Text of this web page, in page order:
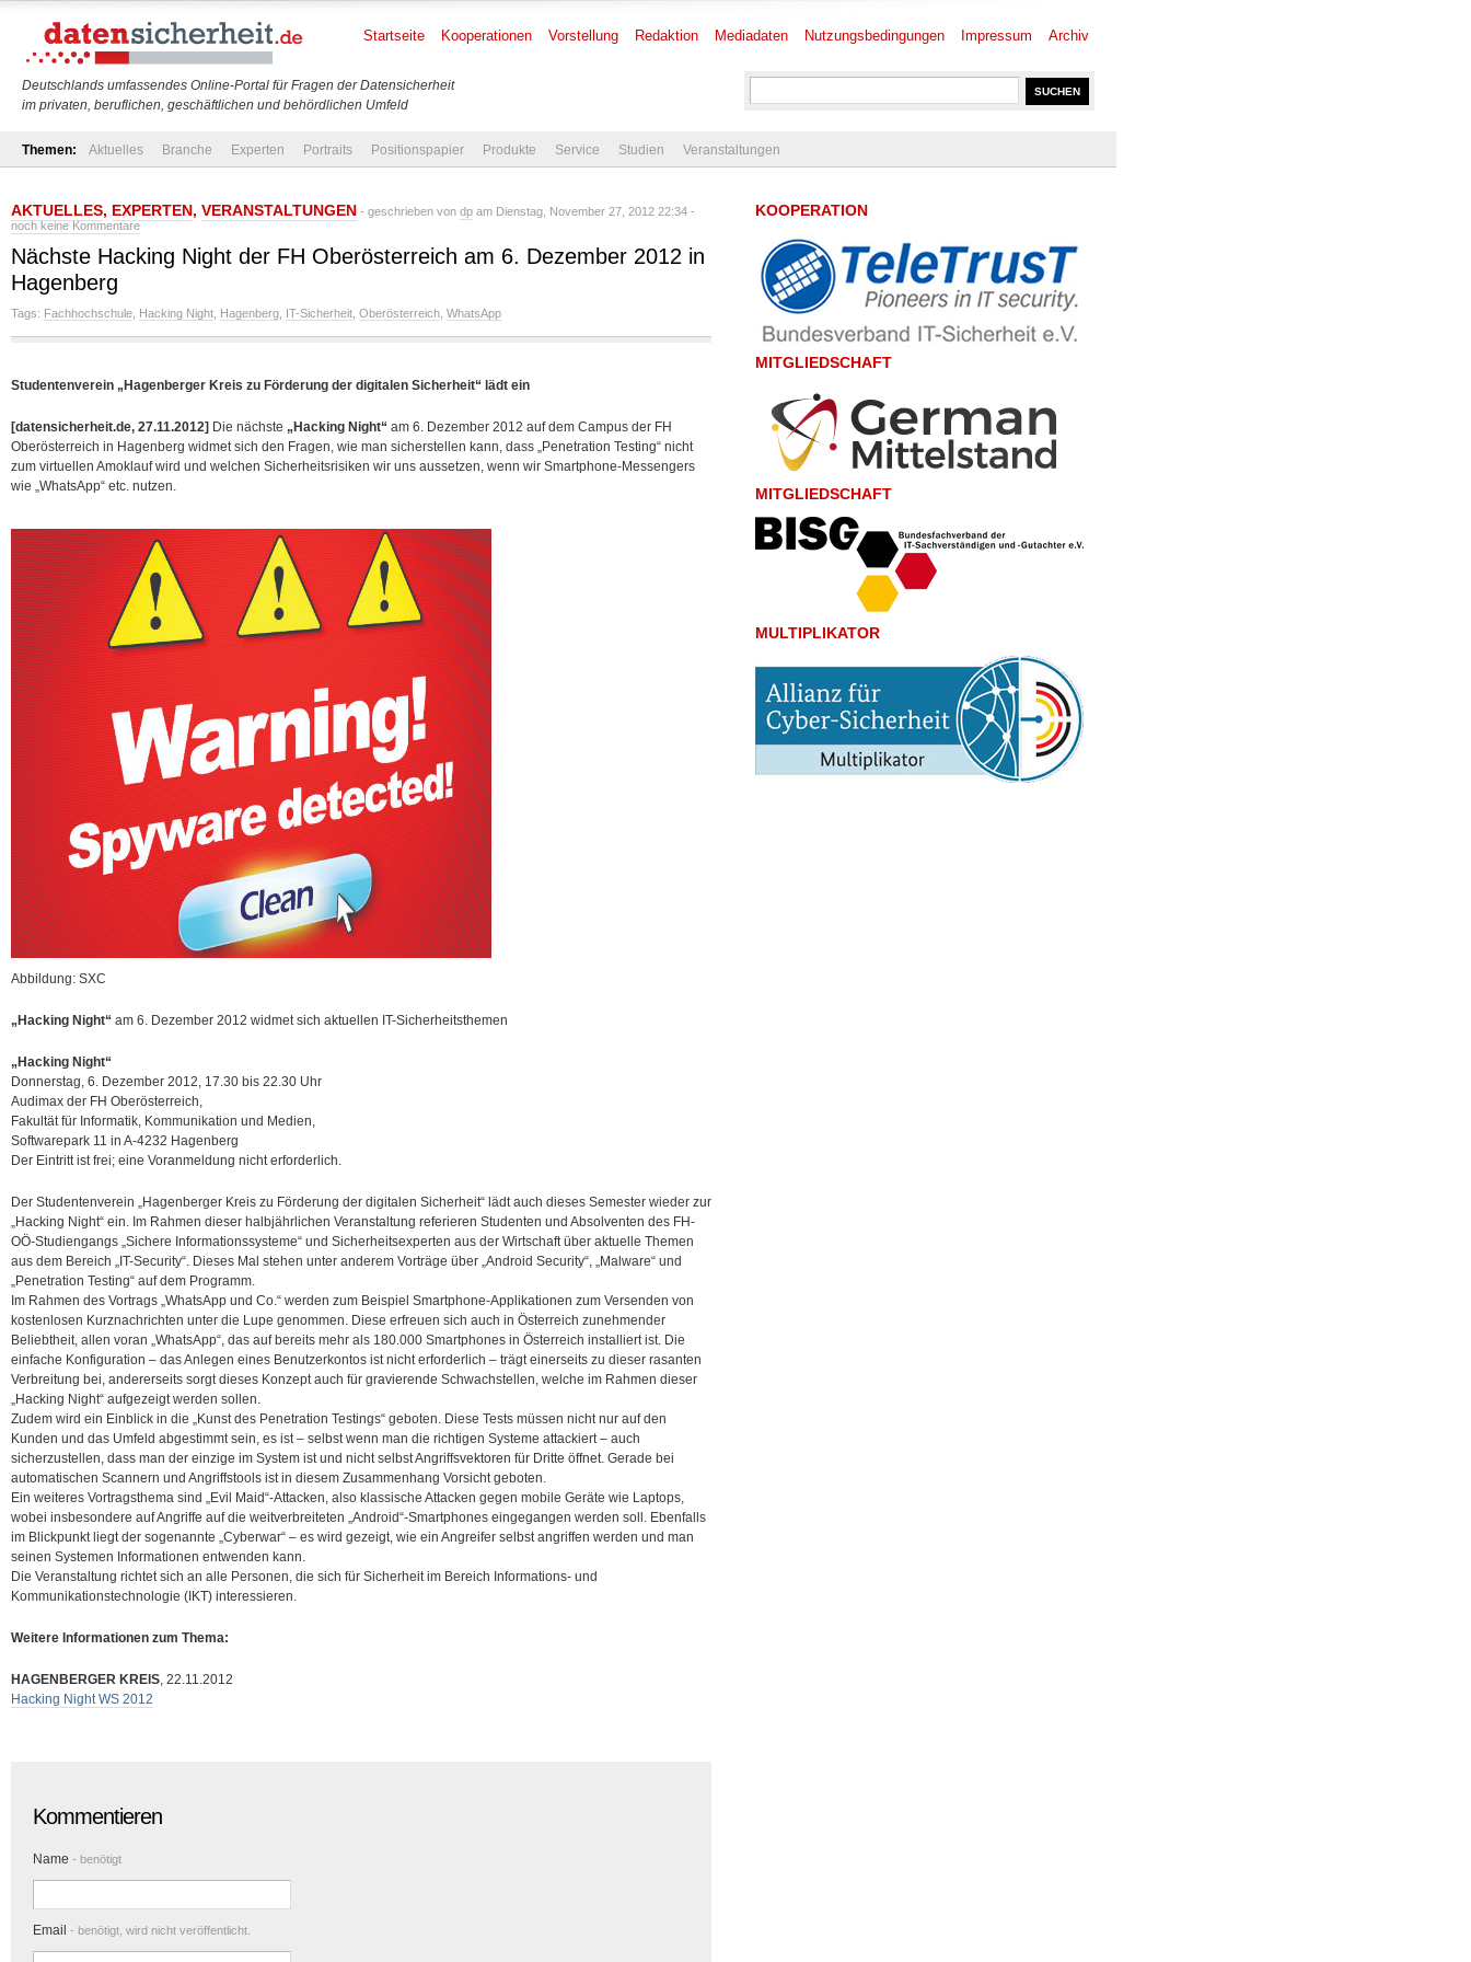
Deutschlands umfassendes Online-Portal für Fragen der Datensicherheit
im privaten, beruflichen, geschäftlichen und behördlichen Umfeld
Startseite Kooperationen Vorstellung Redaktion Mediadaten Nutzungsbedingungen Impressum Archiv
Themen: Aktuelles Branche Experten Portraits Positionspapier Produkte Service Studien Veranstaltungen
AKTUELLES, EXPERTEN, VERANSTALTUNGEN - geschrieben von dp am Dienstag, November 27, 2012 22:34 -
noch keine Kommentare
Nächste Hacking Night der FH Oberösterreich am 6. Dezember 2012 in
Hagenberg
Tags: Fachhochschule Hacking Night Hagenberg IT-Sicherheit Oberösterreich WhatsApp
Studentenverein „Hagenberger Kreis zu Förderung der digitalen Sicherheit“ lädt ein
[datensicherheit.de, 27.11.2012] Die nächste „Hacking Night“ am 6. Dezember 2012 auf dem Campus der FH
Oberösterreich in Hagenberg widmet sich den Fragen, wie man sicherstellen kann, dass „Penetration Testing“ nicht
zum virtuellen Amoklauf wird und welchen Sicherheitsrisiken wir uns aussetzen, wenn wir Smartphone-Messengers
wie „WhatsApp“ etc. nutzen.
Abbildung: SXC
„Hacking Night“ am 6. Dezember 2012 widmet sich aktuellen IT-Sicherheitsthemen
„Hacking Night“
Donnerstag, 6. Dezember 2012, 17.30 bis 22.30 Uhr
Audimax der FH Oberösterreich,
Fakultät für Informatik, Kommunikation und Medien,
Softwarepark 11 in A-4232 Hagenberg
Der Eintritt ist frei; eine Voranmeldung nicht erforderlich.
Der Studentenverein „Hagenberger Kreis zu Förderung der digitalen Sicherheit“ lädt auch dieses Semester wieder zur
„Hacking Night“ ein. Im Rahmen dieser halbjährlichen Veranstaltung referieren Studenten und Absolventen des FH-
OÖ-Studiengangs „Sichere Informationssysteme“ und Sicherheitsexperten aus der Wirtschaft über aktuelle Themen
aus dem Bereich „IT-Security“. Dieses Mal stehen unter anderem Vorträge über „Android Security“, „Malware“ und
„Penetration Testing“ auf dem Programm.
Im Rahmen des Vortrags „WhatsApp und Co.“ werden zum Beispiel Smartphone-Applikationen zum Versenden von
kostenlosen Kurznachrichten unter die Lupe genommen. Diese erfreuen sich auch in Österreich zunehmender
Beliebtheit, allen voran „WhatsApp“, das auf bereits mehr als 180.000 Smartphones in Österreich installiert ist. Die
einfache Konfiguration – das Anlegen eines Benutzerkontos ist nicht erforderlich – trägt einerseits zu dieser rasanten
Verbreitung bei, andererseits sorgt dieses Konzept auch für gravierende Schwachstellen, welche im Rahmen dieser
„Hacking Night“ aufgezeigt werden sollen.
Zudem wird ein Einblick in die „Kunst des Penetration Testings“ geboten. Diese Tests müssen nicht nur auf den
Kunden und das Umfeld abgestimmt sein, es ist – selbst wenn man die richtigen Systeme attackiert – auch
sicherzustellen, dass man der einzige im System ist und nicht selbst Angriffsvektoren für Dritte öffnet. Gerade bei
automatischen Scannern und Angriffstools ist in diesem Zusammenhang Vorsicht geboten.
Ein weiteres Vortragsthema sind „Evil Maid“-Attacken, also klassische Attacken gegen mobile Geräte wie Laptops,
wobei insbesondere auf Angriffe auf die weitverbreiteten „Android“-Smartphones eingegangen werden soll. Ebenfalls
im Blickpunkt liegt der sogenannte „Cyberwar“ – es wird gezeigt, wie ein Angreifer selbst angriffen werden und man
seinen Systemen Informationen entwenden kann.
Die Veranstaltung richtet sich an alle Personen, die sich für Sicherheit im Bereich Informations- und
Kommunikationstechnologie (IKT) interessieren.
Weitere Informationen zum Thema:
HAGENBERGER KREIS, 22.11.2012
Hacking Night WS 2012
Kommentieren
Name - benötigt
Email - benötigt, wird nicht veröffentlicht.
KOOPERATION
MITGLIEDSCHAFT
MITGLIEDSCHAFT
MULTIPLIKATOR